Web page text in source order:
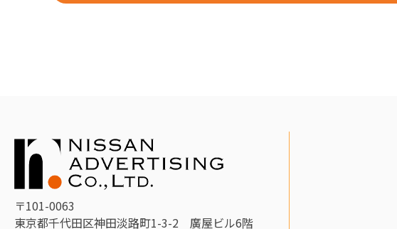
〒101-0063
東京都千代田区神田淡路町1-3-2 廣屋ビル6階